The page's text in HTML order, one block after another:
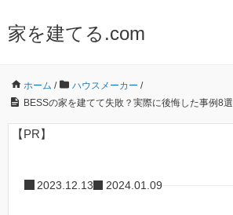
家を建てる.com
ホーム / ハウスメーカー /
BESSの家を建てて失敗？実際に後悔した事例8選
【PR】
2023.12.13 2024.01.09